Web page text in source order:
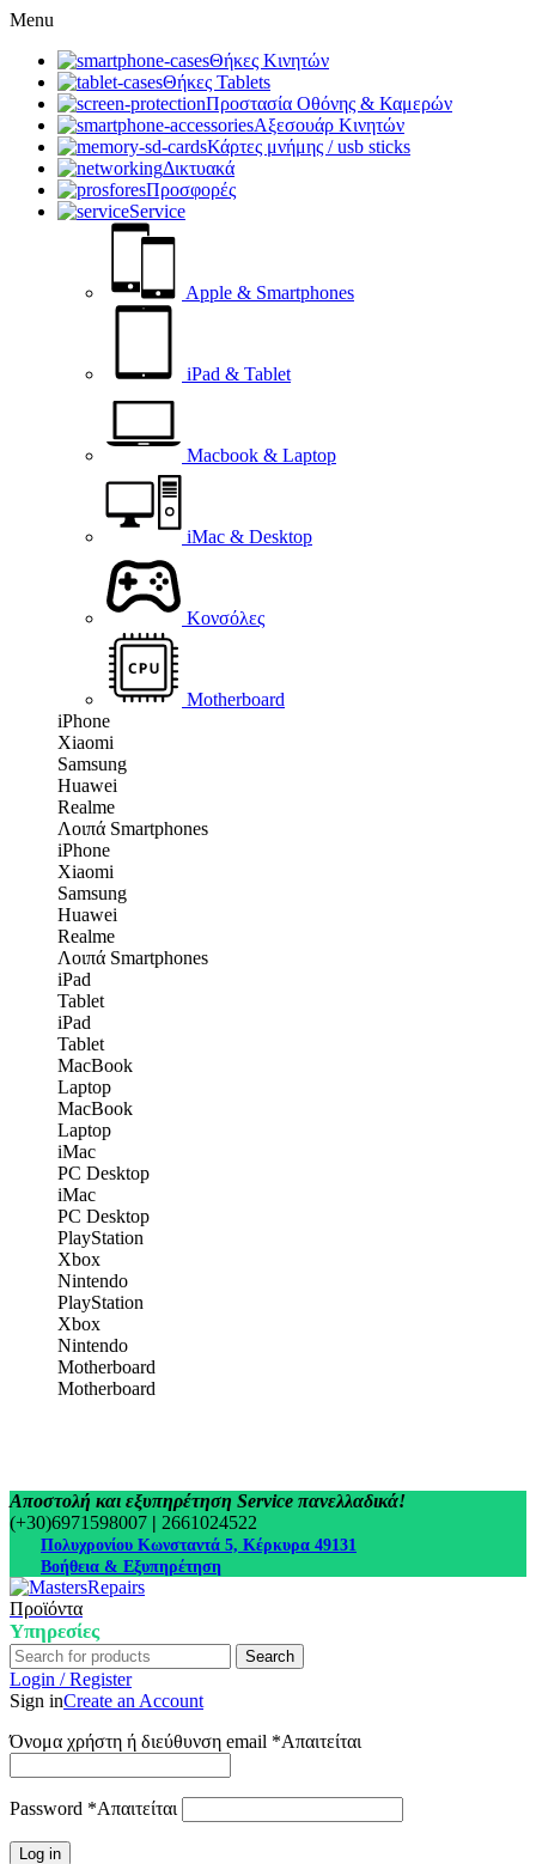
Menu
Θήκες Κινητών
Θήκες Tablets
Προστασία Οθόνης & Καμερών
Αξεσουάρ Κινητών
Κάρτες μνήμης / usb sticks
Δικτυακά
Προσφορές
Service
Apple & Smartphones
iPad & Tablet
Macbook & Laptop
iMac & Desktop
Κονσόλες
Motherboard
iPhone
Xiaomi
Samsung
Huawei
Realme
Λοιπά Smartphones
iPhone
Xiaomi
Samsung
Huawei
Realme
Λοιπά Smartphones
iPad
Tablet
iPad
Tablet
MacBook
Laptop
MacBook
Laptop
iMac
PC Desktop
iMac
PC Desktop
PlayStation
Xbox
Nintendo
PlayStation
Xbox
Nintendo
Motherboard
Motherboard
Αποστολή και εξυπηρέτηση Service πανελλαδικά!
(+30)6971598007 | 2661024522
Πολυχρονίου Κωνσταντά 5, Κέρκυρα 49131
Βοήθεια & Εξυπηρέτηση
Προϊόντα
Υπηρεσίες
Search
Login / Register
Sign inCreate an Account
Όνομα χρήστη ή διεύθυνση email *Απαιτείται
Password *Απαιτείται
Log in